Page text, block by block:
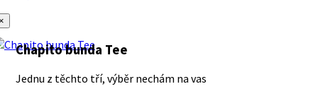
Chapito bunda Tee
Jednu z těchto tří, výběr nechám na vas